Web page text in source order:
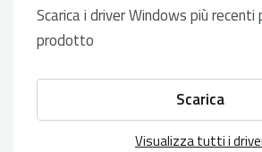
Scarica i driver Windows più
prodotto
Scarica
Visualizza tutti i